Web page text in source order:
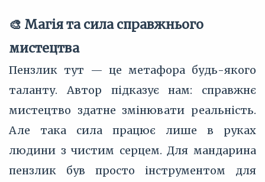
🎨 Магія та сила справжнього
мистецтва
Пензлик тут — це метафора будь-якого
таланту. Автор підказує нам: справжнє
мистецтво здатне змінювати реальність.
Але така сила працює лише в руках
людини з чистим серцем. Для мандарина
пензлик був просто інструментом для